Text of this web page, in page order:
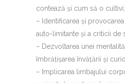
contează și cum să o cultivi;
– Identificarea și
auto-limitante și a criticii de
– Dezvoltarea unei
îmbrățișarea învățării și
– Implicarea limbajului